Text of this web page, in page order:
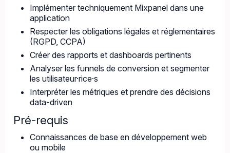
Implémenter techniquement Mixpanel dans une
application
Respecter les obligations légales et réglementaires
(RGPD, CCPA)
Créer des rapports et dashboards pertinents
Analyser les funnels de conversion et segmenter
les utilisateur·rice·s
Interpréter les métriques et prendre des décisions
data-driven
Pré-requis
Connaissances de base en développement web
ou mobile